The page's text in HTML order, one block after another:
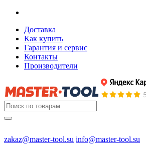
Доставка
Как купить
Гарантия и сервис
Контакты
Производители
zakaz@master-tool.su info@master-tool.su